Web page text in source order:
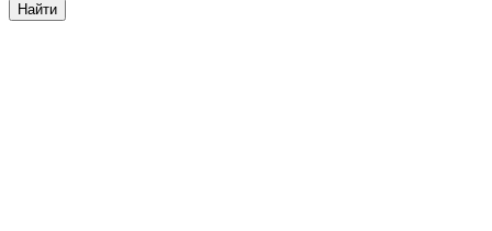
Найти